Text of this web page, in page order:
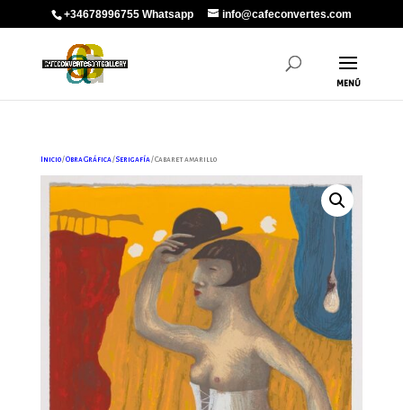
+34678996755 Whatsapp info@cafeconvertes.com
Inicio/Obra Gráfica/Serigafía/ Cabaret amarillo